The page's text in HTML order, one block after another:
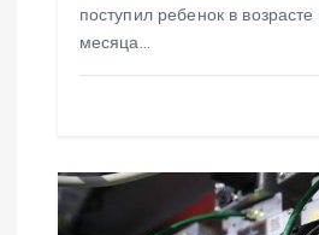
поступил ребенок в возрасте
месяца…